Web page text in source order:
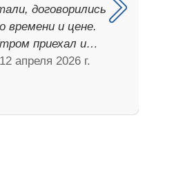
договорились
времени и цене.
приехал и…
12 апреля 2026 г.